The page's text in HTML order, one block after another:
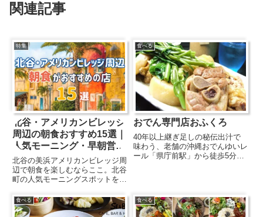
関連記事
特集
北谷・アメリカンビレッジ
周辺の朝食おすすめ15選｜
人気モーニング・早朝営業
の店まとめ
北谷の美浜アメリカンビレッジ周
辺で朝食を楽しむならここ。北谷
町の人気モーニングスポットを厳
沖縄らしい朝ごはん、早朝営業の
お店までまとめて紹介します。
食べる
おでん専門店おふくろ
40年以上継ぎ足しの秘伝出汁で
味わう、老舗の沖縄おでんゆいレ
ール「県庁前駅」から徒歩5分、
物は、とろとろに煮込まれた甘
辛...
食べる 食べる